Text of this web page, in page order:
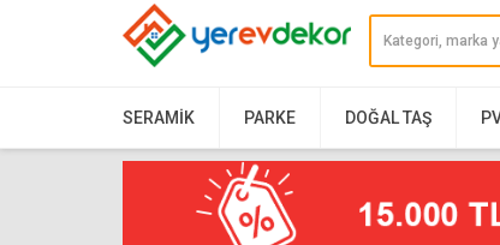
SERAMIK PARKE DOĞAL TAŞ